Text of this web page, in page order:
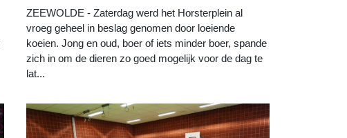
ZEEWOLDE - Zaterdag werd het Horsterplein al
vroeg geheel in beslag genomen door loeiende
koeien. Jong en oud, boer of iets minder boer, spande
zich in om de dieren zo goed mogelijk voor de dag te
lat...